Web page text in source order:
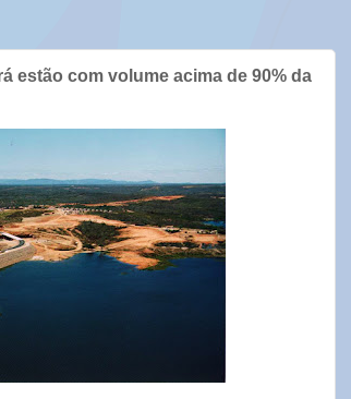
estão com volume acima de 90% da